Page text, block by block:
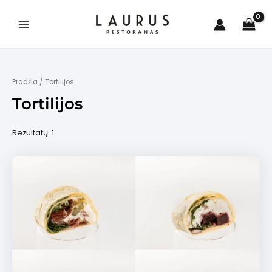
turinioMain
Pradžia / Tortilijos
Tortilijos
Rezultatų: 1